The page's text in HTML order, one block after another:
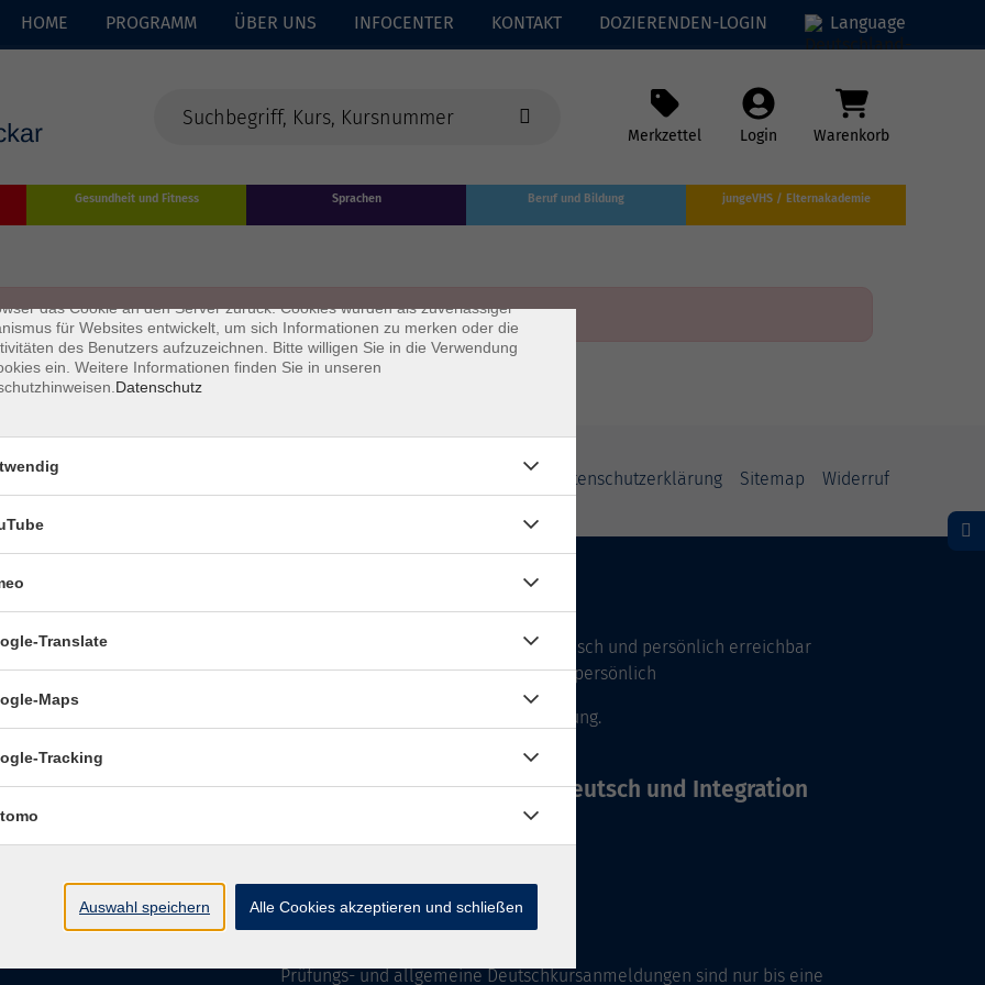
HOME PROGRAMM ÜBER UNS INFOCENTER KONTAKT DOZIERENDEN-LOGIN Language
Merkzettel Login Warenkorb
Gesundheit und Fitness Sprachen Beruf und Bildung jungeVHS / Elternakademie
Datenschutzerklärung Sitemap Widerruf
Öffnungszeiten:
9–12.30 Uhr telefonisch und persönlich erreichbar
Mo–Do nachmittags:13.30–17 Uhr nur persönlich
Termine für Beratung nach Vereinbarung.
Öffnungszeiten des Büros Deutsch und Integration
Di9-12 Uhr
Mi9-12 Uhr
Do & Frgeschlossen
Prüfungs- und allgemeine Deutschkursanmeldungen sind nur bis eine
sind kleine Datenmengen, die von einer Website gesendet und vom
das Cookie an den Server zurück. Cookies wurden als zuverlässiger
für Websites entwickelt, um sich Informationen zu merken oder die
des Benutzers aufzuzeichnen. Bitte willigen Sie in die Verwendung
ein. Weitere Informationen finden Sie in unseren
Datenschutz
×
Translate
Maps
Tracking
Auswahl speichern Alle Cookies akzeptieren und schließen